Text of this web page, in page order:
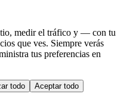
medir el tráfico y — con tu
que ves. Siempre verás
tus preferencias en
todo Aceptar todo